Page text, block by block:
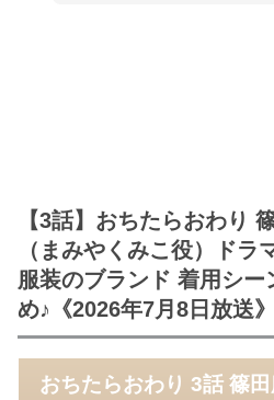
【3話】おちたらおわり
（まみやくみこ役）ドラ
服装のブランド 着用シー
め♪《2026年7月8日放送》
おちたらおわり 3話 篠